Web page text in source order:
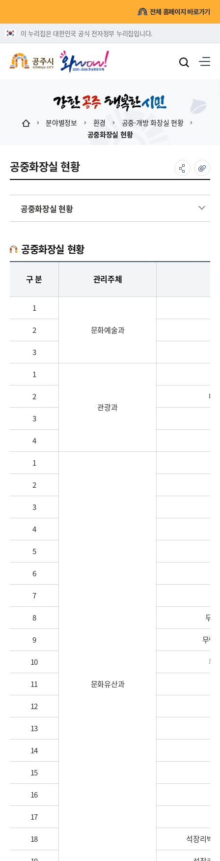
전체 홈페이지 바로가기
이 누리집은 대한민국 공식 전자정부 누리집입니다.
분야별정보 환경
공중·개방 화장실 현황
공중화장실 현황
공중화장실 현황
공중화장실 현황
공중화장실 현황
공중화장실 현황 - 유형, 구분, 합계, 고정식(건축형, 첨단간이) 이동식(자연발효), 비고 정보제공
구 분 관리주체
1
문화예술과
2
3
1
관광과
2 마
3
4
1
문화유산과
2
3
4
5
6
7
8 무
9 무령
10 무
11
12
13
14
15
16
17
18 석장리박